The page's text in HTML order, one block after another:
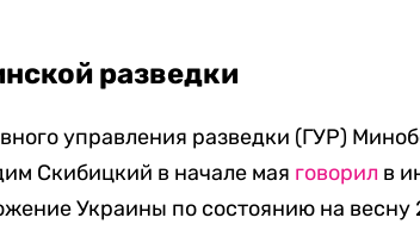
разведки
управления разведки (ГУР)
Скибицкий в начале мая говорил в
Украины по состоянию на весну